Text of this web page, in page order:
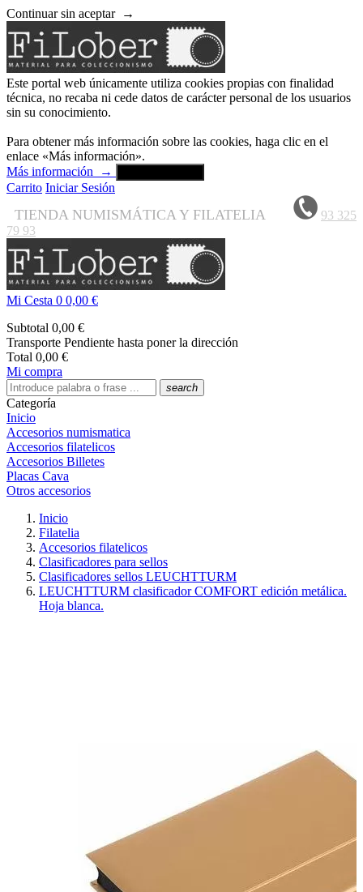
Continuar sin aceptar →
Este portal web únicamente utiliza cookies propias con finalidad
técnica, no recaba ni cede datos de carácter personal de los usuarios
sin su conocimiento.
Para obtener más información sobre las cookies, haga clic en el
enlace «Más información».
Más información
→
Carrito Iniciar Sesión
TIENDA NUMISMÁTICA Y FILATELIA
93 325
79 93
Mi Cesta 0 0,00 €
Subtotal 0,00 €
Transporte Pendiente hasta poner la dirección
Total 0,00 €
Mi compra
search
Categoría
Inicio
Accesorios numismatica
Accesorios filatelicos
Accesorios Billetes
Placas Cava
Otros accesorios
Inicio
Filatelia
Accesorios filatelicos
Clasificadores para sellos
Clasificadores sellos LEUCHTTURM
LEUCHTTURM clasificador COMFORT edición metálica.
Hoja blanca.